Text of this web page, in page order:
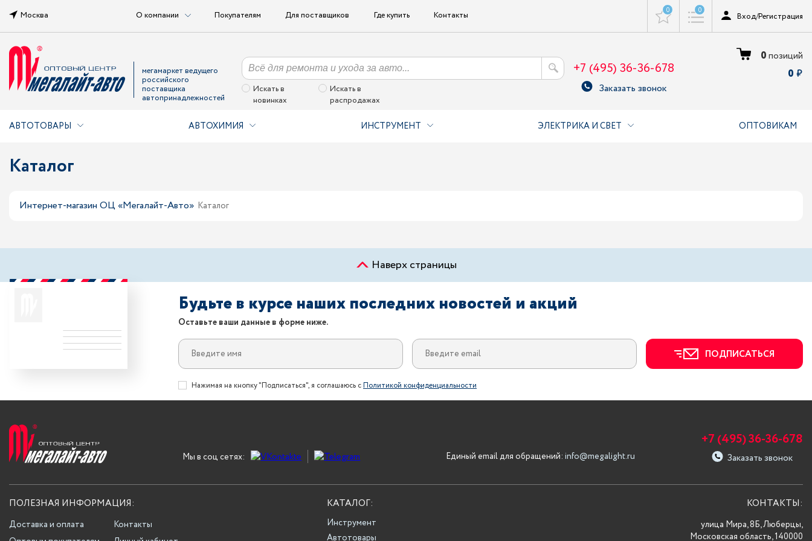
Москва О компании Покупателям Для поставщиков Где купить Контакты 0 0
Вход/Регистрация
мегамаркет ведущего
российского
поставщика
автопринадлежностей
Искать в
новинках
Искать в
распродажах
+7 (495) 36-36-678
Заказать звонок
0позиций
0
АВТОТОВАРЫ АВТОХИМИЯ ИНСТРУМЕНТ ЭЛЕКТРИКА И СВЕТ ОПТОВИКАМ
Каталог
Интернет-магазин ОЦ «Мегалайт-Авто» Каталог
Наверх страницы
Будьте в курсе наших последних новостей и акций
Оставьте ваши данные в форме ниже.
ПОДПИСАТЬСЯ
Нажимая на кнопку "Подписаться", я соглашаюсь сПолитикой конфиденциальности
Мы в соц сетях: Единый email для обращений: info@megalight.ru
+7 (495) 36-36-678
Заказать звонок
ПОЛЕЗНАЯ ИНФОРМАЦИЯ:
Доставка и оплата
Контакты
КАТАЛОГ:
Инструмент
Автотовары
КОНТАКТЫ:
улица Мира, 8Б, Люберцы,
Московская область, 140000